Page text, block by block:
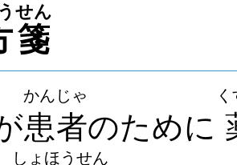
箋
せん
患者
かんじゃ
のために
しょほうせん